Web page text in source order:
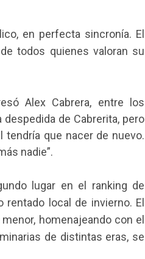
en perfecta sincronía. El
todos quienes valoran su
Alex Cabrera, entre los
de Cabrerita, pero
tendría que nacer de nuevo.
nadie”.
lugar en el ranking de
local de invierno. El
homenajeando con el
de distintas eras, se